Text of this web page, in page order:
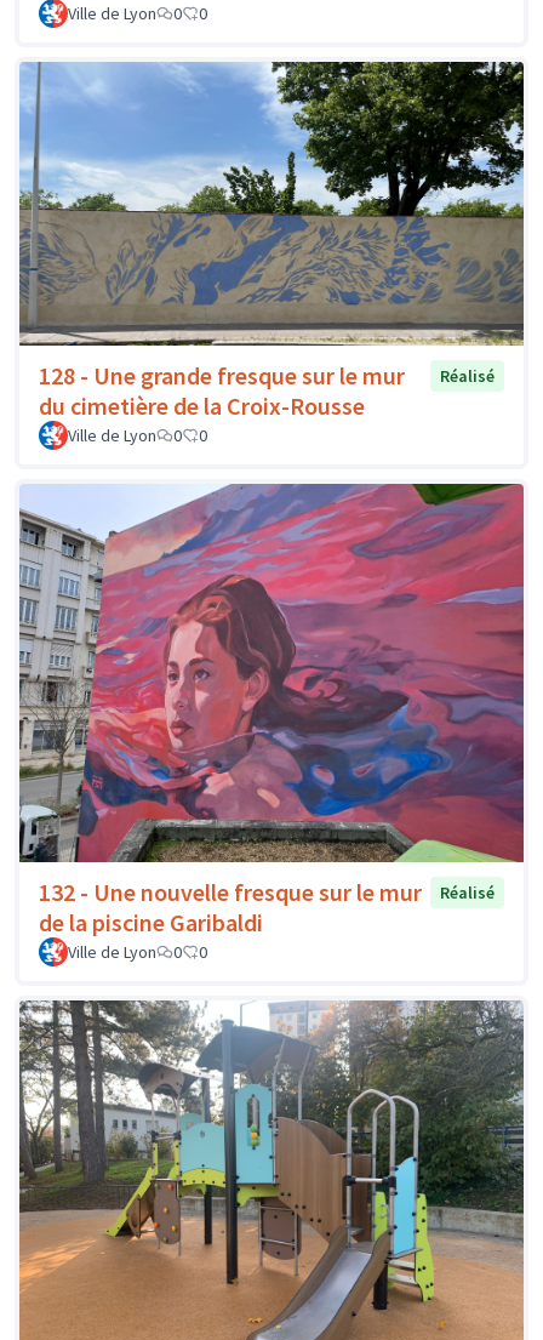
Ville de Lyon 0 0
128 - Une grande fresque sur le mur
du cimetière de la Croix-Rousse
Réalisé
Ville de Lyon 0 0
132 - Une nouvelle fresque sur le mur
de la piscine Garibaldi
Réalisé
Ville de Lyon 0 0